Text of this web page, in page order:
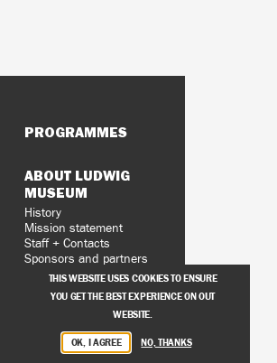
PROGRAMMES
ABOUT LUDWIG
MUSEUM
History
Mission statement
Staff + Contacts
Sponsors and partners
Vacancies
Privacy Policy
THIS WEBSITE USES COOKIES TO ENSURE
YOU GET THE BEST EXPERIENCE ON OUT
WEBSITE.
OK, I AGREE NO, THANKS